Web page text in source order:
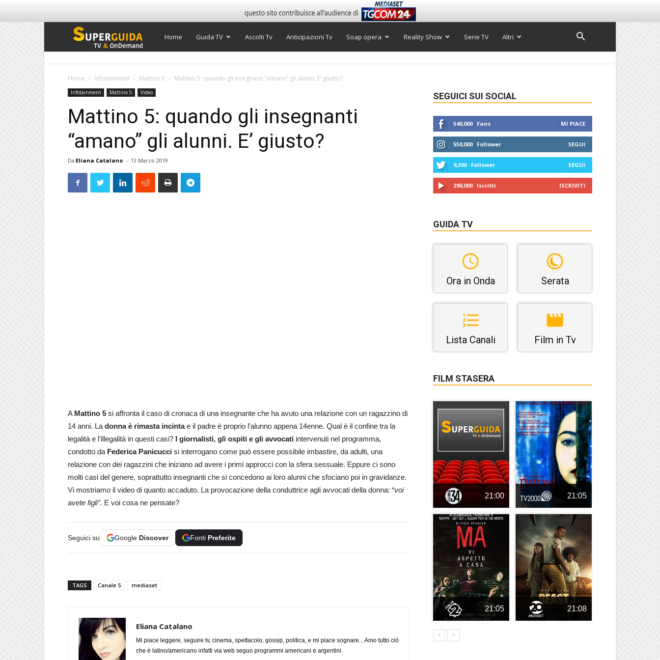
Super
Home Guida TV Ascolti Tv Anticipazioni Tv Soap opera Reality Show Serie TV Altri
Home Infotainment Mattino 5 Mattino 5: quando gli insegnanti “amano” gli alunni. E’ giusto?
Infotainment Mattino 5 Video
Mattino 5: quando gli insegnanti
“amano” gli alunni. E’ giusto?
Da Eliana Catalano - 13 Marzo 2019
A Mattino 5 si affronta il caso di cronaca di una insegnante che ha avuto una relazione con un ragazzino di
14 anni. La donna è rimasta incintae il padre è proprio l’alunno appena 14enne. Qual è il confine tra la
legalità e l’illegalità in questi casi? I giornalisti, gli ospiti e gli avvocati intervenuti nel programma,
condotto da Federica Panicucci si interrogano come può essere possibile imbastire, da adulti, una
relazione con dei ragazzini che iniziano ad avere i primi approcci con la sfera sessuale. Eppure ci sono
molti casi del genere, soprattutto insegnanti che si concedono ai loro alunni che sfociano poi in gravidanze.
Vi mostriamo il video di quanto accaduto. La provocazione della conduttrice agli avvocati della donna: “voi
avete figli”. E voi cosa ne pensate?
Seguici su Google Discover Fonti Preferite
TAGS Canale 5 mediaset
Eliana Catalano
Mi piace leggere, seguire tv, cinema, spettacolo, gossip, politica, e mi piace sognare... Amo tutto ciò
che è latino/americano infatti via web seguo programmi americani e argentini.
SEGUICI SUI SOCIAL
540,000 Fans MI PIACE
550,000 Follower SEGUI
9,300 Follower SEGUI
290,000 Iscritti ISCRIVITI
GUIDA TV
Ora in Onda Serata
Lista Canali Film in Tv
FILM STASERA
21:00 21:05
21:05 21:08